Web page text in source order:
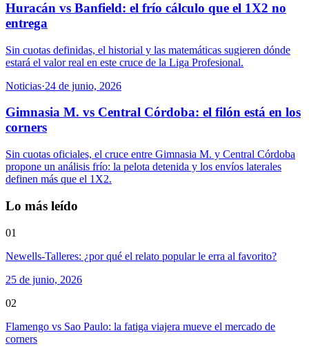
Huracán vs Banfield: el frío cálculo que el 1X2 no
entrega
Sin cuotas definidas, el historial y las matemáticas sugieren dónde
estará el valor real en este cruce de la Liga Profesional.
Noticias·24 de junio, 2026
Gimnasia M. vs Central Córdoba: el filón está en los
corners
Sin cuotas oficiales, el cruce entre Gimnasia M. y Central Córdoba
propone un análisis frío: la pelota detenida y los envíos laterales
definen más que el 1X2.
Lo más leído
01
Newells-Talleres: ¿por qué el relato popular le erra al favorito?
25 de junio, 2026
02
Flamengo vs Sao Paulo: la fatiga viajera mueve el mercado de
corners